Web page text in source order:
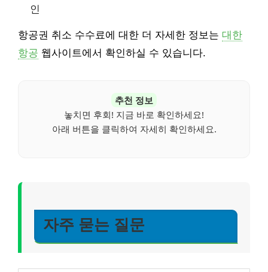
인
항공권 취소 수수료에 대한 더 자세한 정보는 대한
항공 웹사이트에서 확인하실 수 있습니다.
추천 정보
놓치면 후회! 지금 바로 확인하세요!
아래 버튼을 클릭하여 자세히 확인하세요.
자주 묻는 질문